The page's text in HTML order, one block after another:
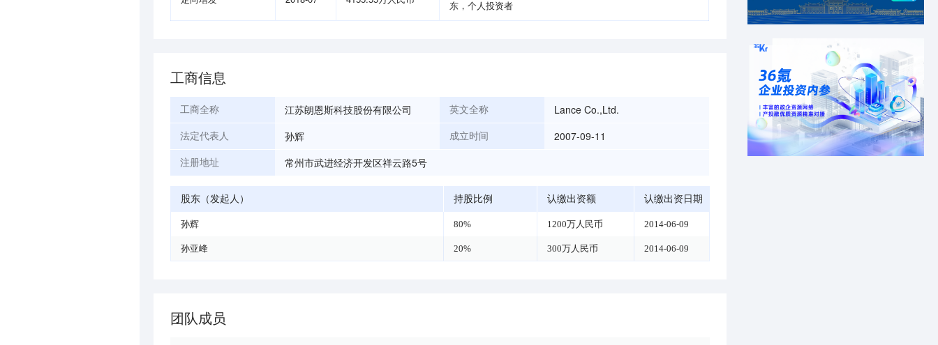
东 ， 个人投资者
工商信息
工商全称 江苏朗恩斯科技股份有限公司 英文全称 Lance Co.,Ltd.
法定代表人 孙辉 成立时间 2007-09-11
注册地址 常州市武进经济开发区祥云路5号
股东（发起人） 持股比例 认缴出资额 认缴出资日期
孙辉 80% 1200万人民币 2014-06-09
孙亚峰 20% 300万人民币 2014-06-09
团队成员